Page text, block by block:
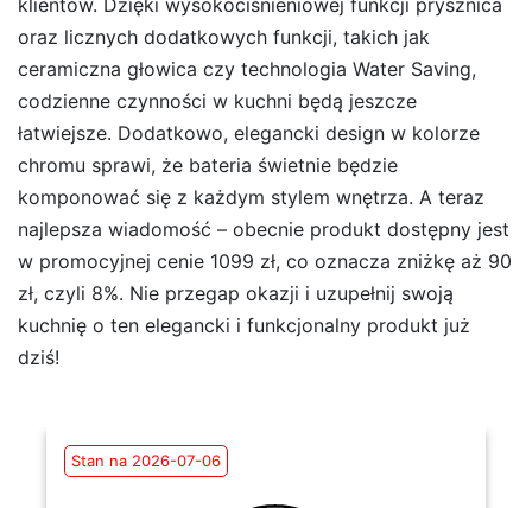
oraz licznych dodatkowych funkcji, takich jak
ceramiczna głowica czy technologia Water Saving,
codzienne czynności w kuchni będą jeszcze
łatwiejsze. Dodatkowo, elegancki design w kolorze
chromu sprawi, że bateria świetnie będzie
komponować się z każdym stylem wnętrza. A teraz
najlepsza wiadomość – obecnie produkt dostępny jest
w promocyjnej cenie 1099 zł, co oznacza zniżkę aż 90
zł, czyli 8%. Nie przegap okazji i uzupełnij swoją
kuchnię o ten elegancki i funkcjonalny produkt już
dziś!
Stan na 2026-07-06